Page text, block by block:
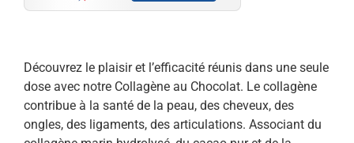
Découvrez le plaisir et l’efficacité réunis dans une seule
dose avec notre Collagène au Chocolat. Le collagène
contribue à la santé de la peau, des cheveux, des
ongles, des ligaments, des articulations. Associant du